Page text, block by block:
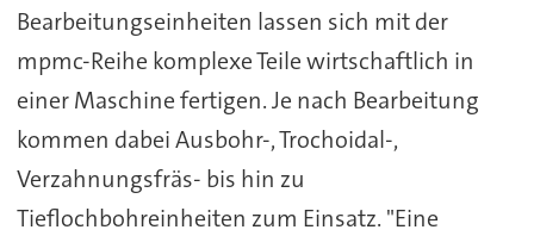
Bearbeitungseinheiten lassen sich mit der
mpmc-Reihe komplexe Teile wirtschaftlich in
einer Maschine fertigen. Je nach Bearbeitung
kommen dabei Ausbohr-, Trochoidal-,
Verzahnungsfräs- bis hin zu
Tieflochbohreinheiten zum Einsatz. "Eine